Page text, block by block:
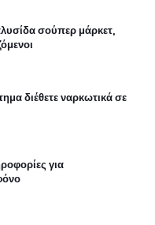
σούπερ μάρκετ,
διέθετε ναρκωτικά σε
για